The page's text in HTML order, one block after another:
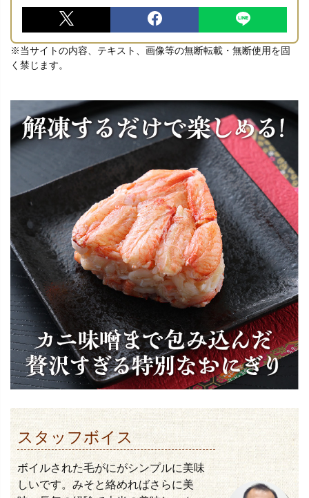
※当サイトの内容、テキスト、画像等の無断転載・無断使用を固
く禁じます。
スタッフボイス
ボイルされた毛がにがシンプルに美味
しいです。みそと絡めればさらに美